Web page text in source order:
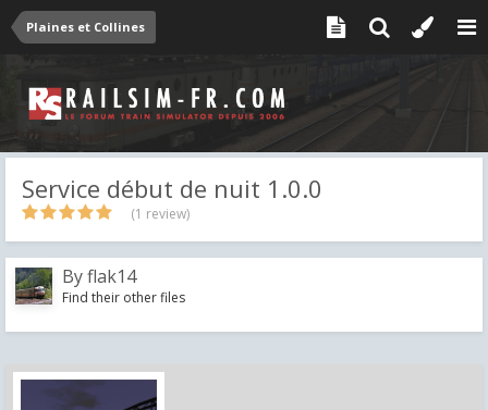
Plaines et Collines
Service début de nuit 1.0.0
(1 review)
Byflak14
Find their other files